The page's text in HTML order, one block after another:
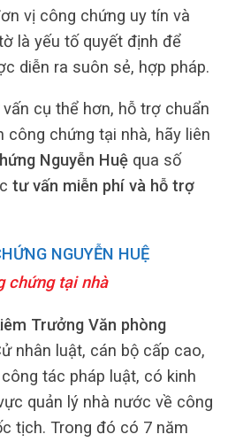
vị công chứng uy tín và
là yếu tố quyết định để
diễn ra suôn sẻ, hợp pháp.
cụ thể hơn, hỗ trợ chuẩn
công chứng tại nhà, hãy liên
Nguyễn Huệ qua số
tư vấn miễn phí và hỗ trợ
NGUYỄN HUỆ
chứng tại nhà
Trưởng Văn phòng
nhân luật, cán bộ cấp cao,
tác pháp luật, có kinh
quản lý nhà nước về công
tịch. Trong đó có 7 năm